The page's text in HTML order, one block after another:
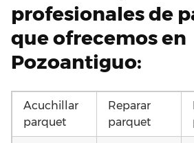
profesionales de
que ofrecemos en
Pozoantiguo:
Acuchillar
parquet
Reparar
parquet